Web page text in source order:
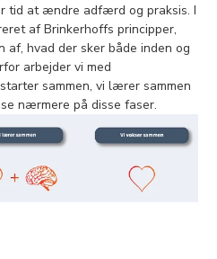
tid at ændre adfærd og praksis. I
af Brinkerhoffs principper,
af, hvad der sker både inden og
arbejder vi med
sammen, vi lærer sammen
nærmere på disse faser.